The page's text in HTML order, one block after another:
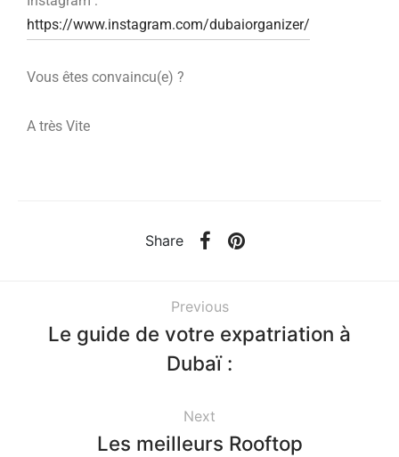
https://www.instagram.com/dubaiorganizer/
Vous êtes convaincu(e) ?
A très Vite
Share
Previous
Le guide de votre expatriation à
Dubaï :
Next
Les meilleurs Rooftop